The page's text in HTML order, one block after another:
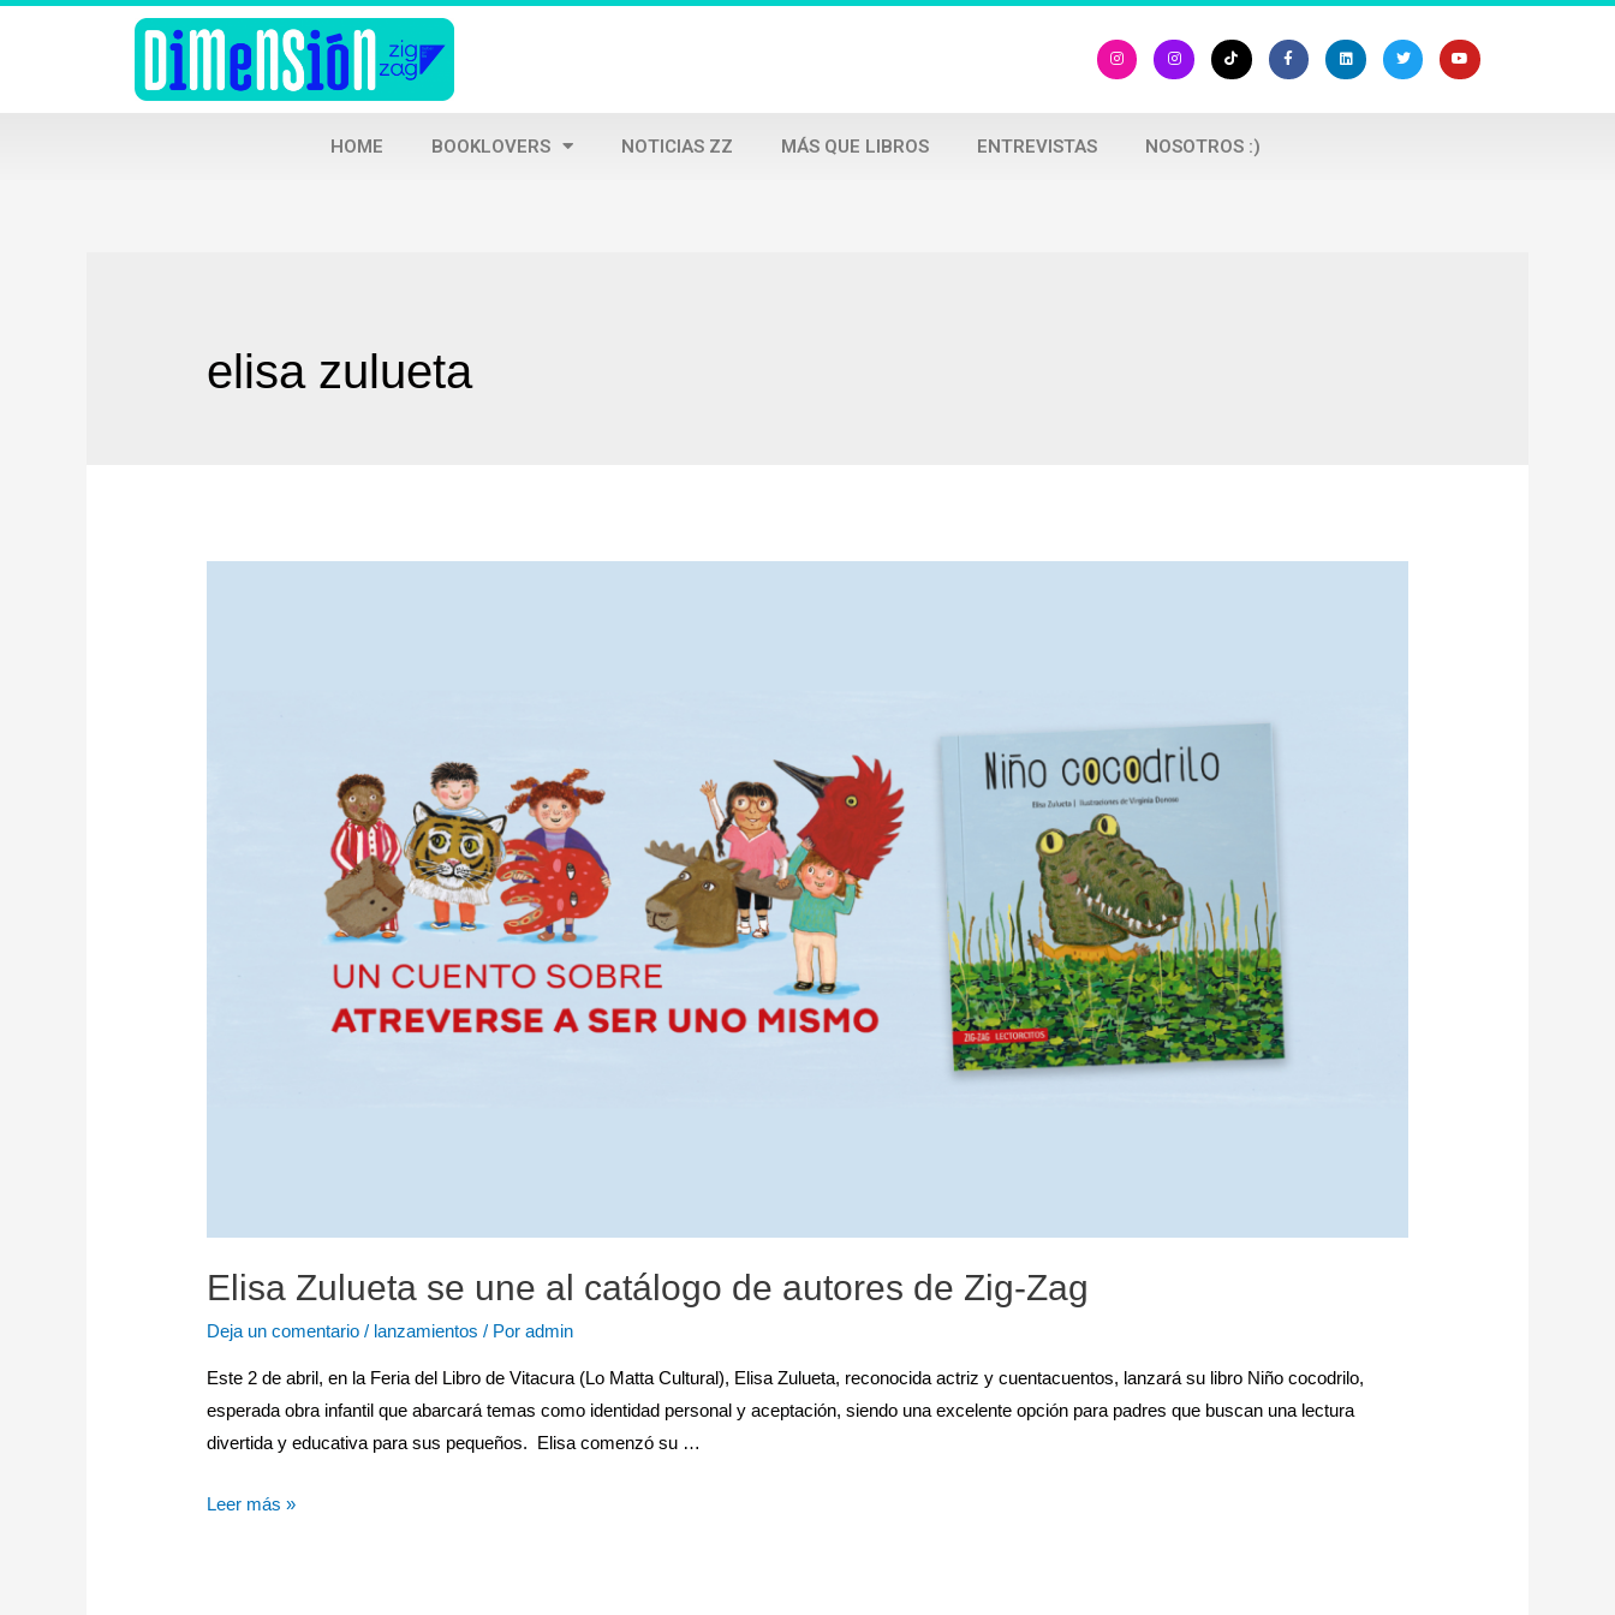
HOME BOOKLOVERS NOTICIAS ZZ MÁS QUE LIBROS ENTREVISTAS NOSOTROS :)
elisa zulueta
Elisa Zulueta se une al catálogo de autores de Zig-Zag
Deja un comentario / lanzamientos / Poradmin
Este 2 de abril, en la Feria del Libro de Vitacura (Lo Matta Cultural), Elisa Zulueta, reconocida actriz y cuentacuentos, lanzará su libro Niño cocodrilo,
esperada obra infantil que abarcará temas como identidad personal y aceptación, siendo una excelente opción para padres que buscan una lectura
divertida y educativa para sus pequeños. Elisa comenzó su …
Leer más »